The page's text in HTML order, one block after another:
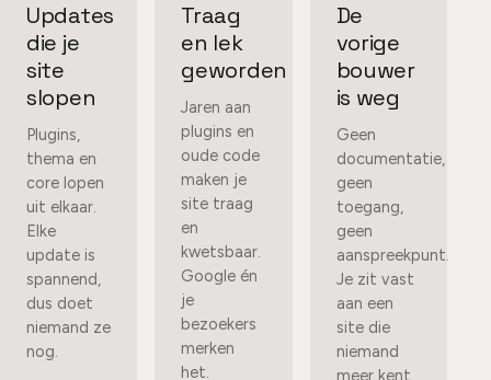
Updates
die je
site
slopen
Plugins,
thema en
core lopen
uit elkaar.
Elke
update is
spannend,
dus doet
niemand ze
nog.
Traag
en lek
geworden
Jaren aan
plugins en
oude code
maken je
site traag
en
kwetsbaar.
Google én
je
bezoekers
merken
het.
De
vorige
bouwer
is weg
Geen
documentatie,
geen
toegang,
geen
aanspreekpunt.
Je zit vast
aan een
site die
niemand
meer kent.